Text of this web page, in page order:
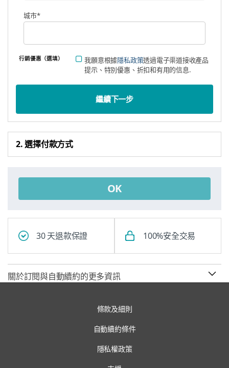
城市*
行銷優惠（選填） 我願意根據隱私政策透過電子渠道接收產品
提示、特別優惠、折扣和有用的信息.
繼續下一步
2. 選擇付款方式
OK
30 天退款保證 100%安全交易
關於訂閱與自動續約的更多資訊
條款及細則
自動續約條件
隱私權政策